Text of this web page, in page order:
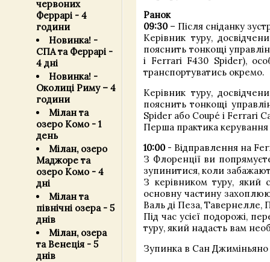
червоних
Феррарі - 4
години
Новинка! -
СПА та Феррарі -
4 дні
Новинка! -
Околиці Риму – 4
години
Мілан та
озеро Комо - 1
день
Мілан, озеро
Маджоре та
озеро Комо - 4
дні
Мілан та
північні озера - 5
днів
Мілан, озера
та Венеція - 5
днів
Ранок
09:30– Після сніданку
Керівник туру,
пояснить тонкощі
і Ferrari F430 Spider),
транспортуватись окремо.
Керівник туру,
пояснить тонкощі
Spider або Coupé і Ferrari
Перша практика
10:00- Відправлення на
З Флоренції ви
зупинитися, коли
З керівником туру, який
основну частину
Валь ді Пеза, Тавернелле,
Під час усієї подорожі,
туру, який надасть вам
Зупинка в Сан